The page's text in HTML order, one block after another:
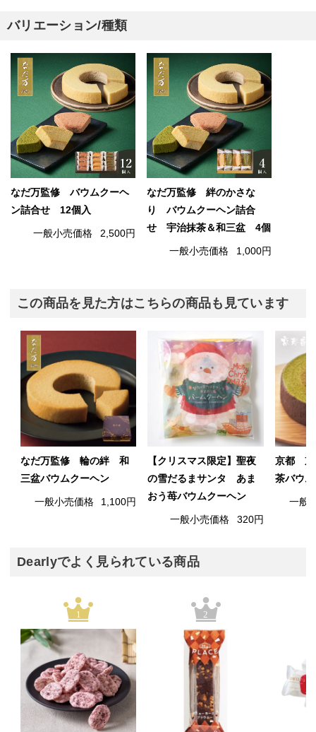
バリエーション/種類
なだ万監修 バウムクーヘ
ン詰合せ 12個入
一般小売価格 2,500円
なだ万監修 絆のかさな
り バウムクーヘン詰合
せ 宇治抹茶＆和三盆 4個
一般小売価格 1,000円
この商品を見た方はこちらの商品も見ています
なだ万監修 輪の絆 和
三盆バウムクーヘン
一般小売価格 1,100円
【クリスマス限定】聖夜
の雪だるまサンタ あま
おう苺バウムクーヘン
一般小売価格 320円
京都 京
茶バウ
一般
Dearlyでよく見られている商品
1 2